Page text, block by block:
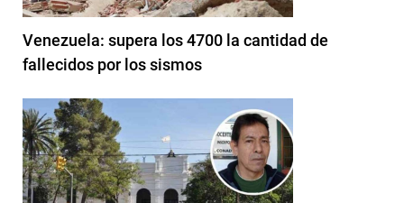
Venezuela: supera los 4700 la cantidad de
fallecidos por los sismos